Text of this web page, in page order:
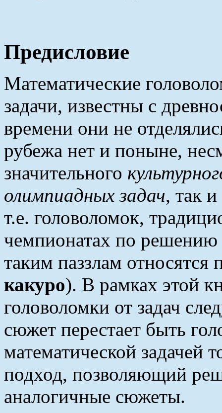
Предисловие
Математические
задачи, известны с
времени они не
рубежа нет и поныне,
значительного
олимпиадных задач, так
т.е. головоломок,
чемпионатах по
таким паззлам
какуро). В рамках этой
головоломки от задач
сюжет перестает быть
математической задачей
подход, позволяющий
аналогичные сюжеты.